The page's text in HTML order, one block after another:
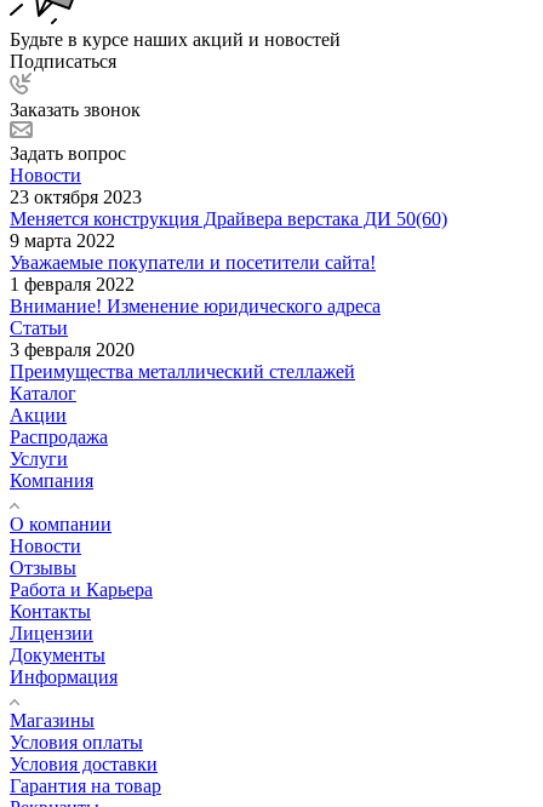
Будьте в курсе наших акций и новостей
Подписаться
Заказать звонок
Задать вопрос
Новости
23 октября 2023
Меняется конструкция Драйвера верстака ДИ 50(60)
9 марта 2022
Уважаемые покупатели и посетители сайта!
1 февраля 2022
Внимание! Изменение юридического адреса
Статьи
3 февраля 2020
Преимущества металлический стеллажей
Каталог
Акции
Распродажа
Услуги
Компания
О компании
Новости
Отзывы
Работа и Карьера
Контакты
Лицензии
Документы
Информация
Магазины
Условия оплаты
Условия доставки
Гарантия на товар